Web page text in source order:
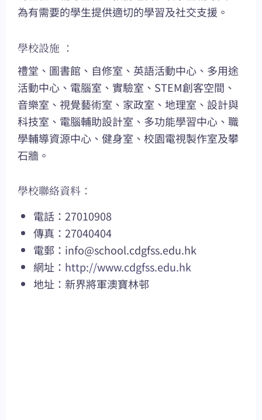
為有需要的學生提供適切的學習及社交支援。
學校設施 ：
禮堂、圖書館、自修室、英語活動中心、多用途
活動中心、電腦室、實驗室、STEM創客空間、
音樂室、視覺藝術室、家政室、地理室、設計與
科技室、電腦輔助設計室、多功能學習中心、職
學輔導資源中心、健身室、校園電視製作室及攀
石牆。
學校聯絡資料：
電話：27010908
傳真：27040404
電郵： info@school.cdgfss.edu.hk
網址： http://www.cdgfss.edu.hk
地址：新界將軍澳寶林邨